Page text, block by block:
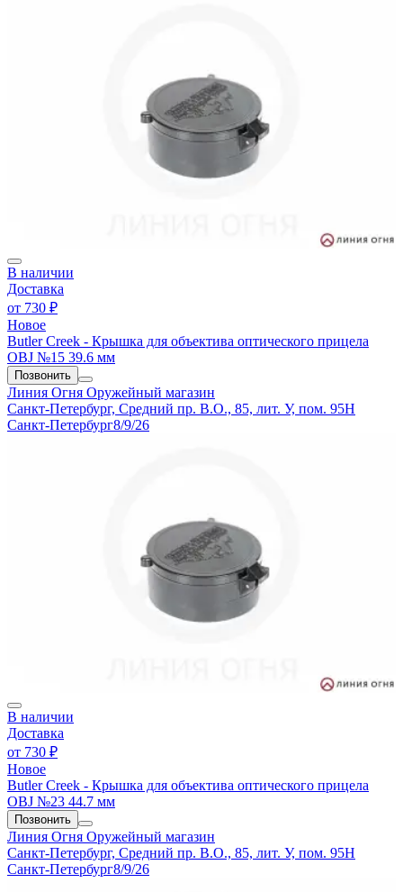
В наличии
Доставка
от 730 ₽
Новое
Butler Creek - Крышка для объектива оптического прицела
OBJ №15 39.6 мм
Позвонить
Линия Огня Оружейный магазин
Санкт-Петербург, Средний пр. В.О., 85, лит. У, пом. 95Н
Санкт-Петербург8/9/26
В наличии
Доставка
от 730 ₽
Новое
Butler Creek - Крышка для объектива оптического прицела
OBJ №23 44.7 мм
Позвонить
Линия Огня Оружейный магазин
Санкт-Петербург, Средний пр. В.О., 85, лит. У, пом. 95Н
Санкт-Петербург8/9/26